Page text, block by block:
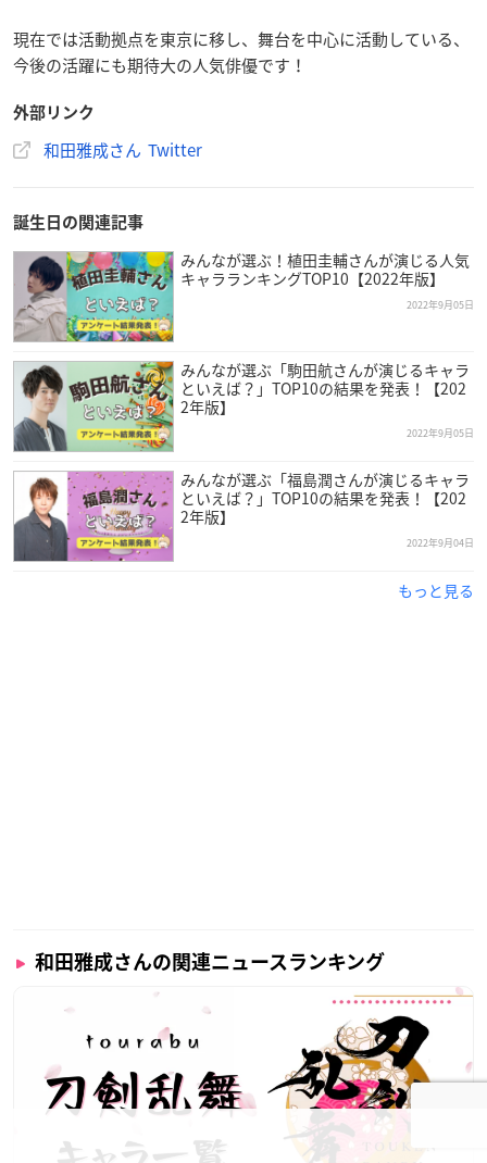
現在では活動拠点を東京に移し、舞台を中心に活動している、
今後の活躍にも期待大の人気俳優です！
外部リンク
和田雅成さん Twitter
誕生日の関連記事
みんなが選ぶ！植田圭輔さんが演じる人気
キャラランキングTOP10【2022年版】
2022年9月05日
みんなが選ぶ「駒田航さんが演じるキャラ
といえば？」TOP10の結果を発表！【202
2年版】
2022年9月05日
みんなが選ぶ「福島潤さんが演じるキャラ
といえば？」TOP10の結果を発表！【202
2年版】
2022年9月04日
もっと見る
和田雅成さんの関連ニュースランキング